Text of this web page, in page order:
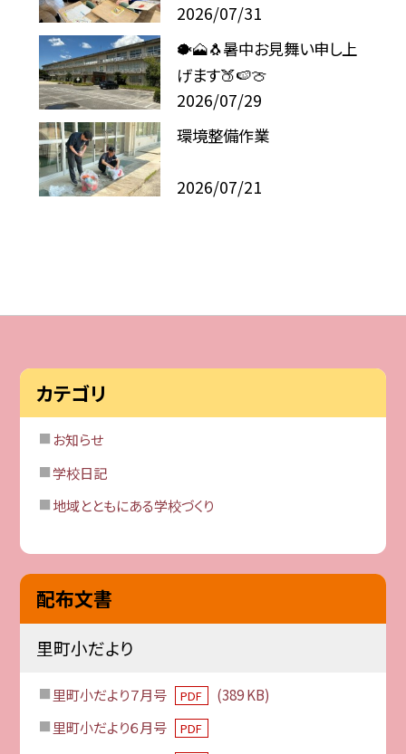
2026/07/31
🐡🗻🐧暑中お見舞い申し上
げます🍑🍉🍈
2026/07/29
環境整備作業
2026/07/21
カテゴリ
お知らせ
学校日記
地域とともにある学校づくり
配布文書
里町小だより
里町小だより７月号 PDF
(389 KB)
里町小だより６月号
PDF